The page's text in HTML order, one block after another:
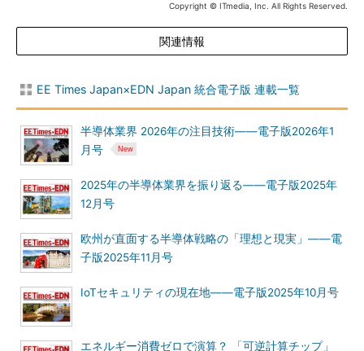
Copyright © ITmedia, Inc. All Rights Reserved.
関連情報
EE Times Japan×EDN Japan 統合電子版 連載一覧
半導体業界 2026年の注目技術――電子版2026年1
月号
2025年の半導体業界を振り返る――電子版2025年
12月号
欧州が直面する半導体戦略の「理想と現実」――電
子版2025年11月号
IoTセキュリティの現在地――電子版2025年10月号
エネルギー消費ゼロで演算？ 「可逆計算チップ」